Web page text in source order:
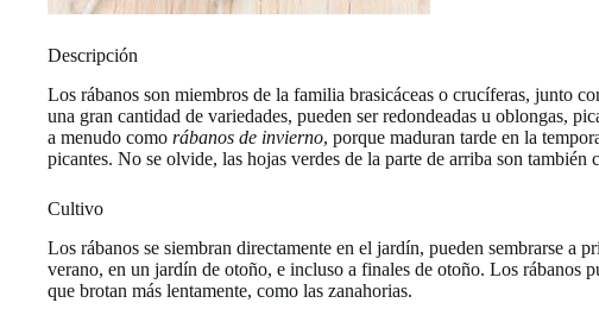
Descripción
Los rábanos son miembros de la familia brasicáceas o crucíferas, junto
una gran cantidad de variedades, pueden ser redondeadas u oblongas,
a menudo como rábanos de invierno, porque maduran tarde en la
picantes. No se olvide, las hojas verdes de la parte de arriba son
Cultivo
Los rábanos se siembran directamente en el jardín, pueden sembrarse a
verano, en un jardín de otoño, e incluso a finales de otoño. Los rábanos
que brotan más lentamente, como las zanahorias.